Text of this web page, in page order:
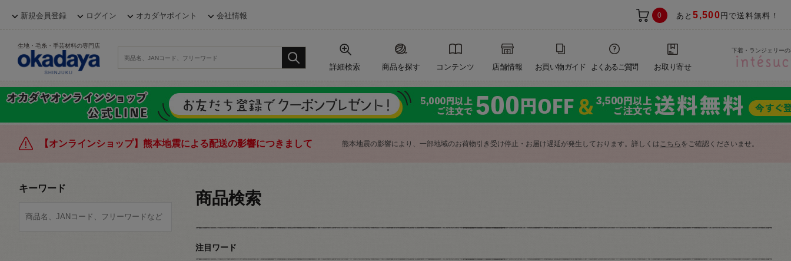
新規会員登録 ログイン オカダヤポイント 会社情報 0 あと5,500 円で送料無料！
生地・毛糸・手芸材料の専門店
詳細検索 商品を探す コンテンツ 店舗情報 お買い物ガイド よくあるご質問 お取り寄せ
下着・ランジェリー
【オンラインショップ】熊本地震による配送の影響につきまして 熊本地震の影響により、一部地域のお荷物引き受け停止・お届け遅延が発生しております。詳しくはこちら をご確認くださいませ。
キーワード
商品検索
注目ワード